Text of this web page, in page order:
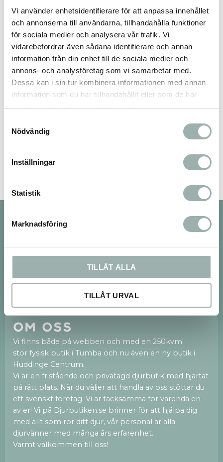
Vi använder enhetsidentifierare för att anpassa innehållet
och annonserna till användarna, tillhandahålla funktioner
för sociala medier och analysera vår trafik. Vi
vidarebefordrar även sådana identifierare och annan
information från din enhet till de sociala medier och
annons- och analysföretag som vi samarbetar med.
Dessa kan i sin tur kombinera informationen med annan
information som du har tillhandahållit eller som de har
samlat in när du har använt deras tjänster.
Nödvändig
Inställningar
Statistik
Marknadsföring
TILLÅT ALLA
TILLÅT URVAL
Omdömen
Du
Bli den första att lämna ett omdöme.
PRENUMERERA
Dina personuppgifter behandlas i enlighet med vår
Om oss
Vi finns både på webben och med en 250kvm
stor fysisk butik i Tumba och nu även en ny butik i
Huddinge Centrum.
Vi är en fristående och privatägd djurbutik med hjärtat
på rätt plats. När du väljer att handla av oss stöttar du
ett svenskt företag. Vi är tacksamma för varenda en
av er! Vi på Djurbutiken.se brinner för att hjälpa dig
med allt som rör ditt djur, vår personal är alla
djurvänner med många års erfarenhet.
Varmt välkommen till oss!